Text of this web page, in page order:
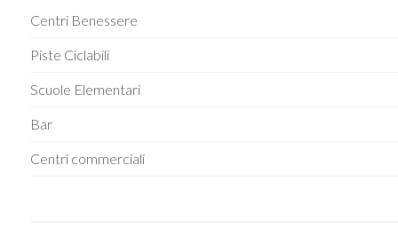
Centri Benessere
Piste Ciclabili
Scuole Elementari
Bar
Centri commerciali